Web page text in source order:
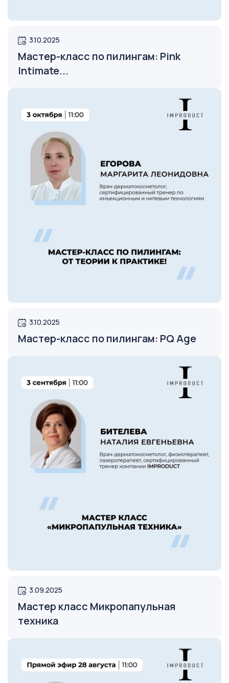
Открыть
3.10.2025
Мастер-класс по пилингам: Pink
Intimate...
Открыть
3.10.2025
Мастер-класс по пилингам: PQ Age
Открыть
3.09.2025
Мастер класс Микропапульная
техника